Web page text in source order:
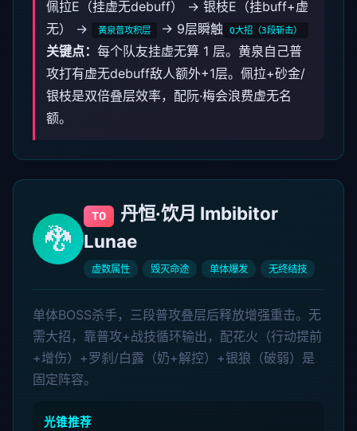
佩拉E（挂虚无debuff） → 银枝E（挂buff+虚
无） →
黄泉普攻积层 → 9层瞬触 Q大招（3段斩击）
关键点： 每个队友挂虚无算 1 层。黄泉自己普
攻打有虚无debuff敌人额外+1层。佩拉+砂金/
银枝是双倍叠层效率，配阮·梅会浪费虚无名
额。
🐉
T0
丹恒·饮月 Imbibitor
Lunae
虚数属性 毁灭命途 单体爆发 无终结技
单体BOSS杀手，三段普攻叠层后释放增强重击。无
需大招，靠普攻+战技循环输出，配花火（行动提前
+增伤）+罗刹/白露（奶+解控）+银狼（破弱）是
固定阵容。
光锥推荐